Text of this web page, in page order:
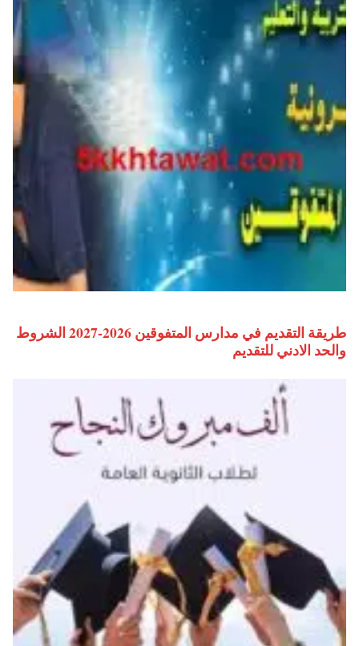
طريقة التقديم في مدارس المتفوقين 2026-2027 الشروط
والحد الادني للتقديم